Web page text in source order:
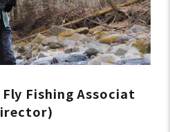
Fly Fishing Associat